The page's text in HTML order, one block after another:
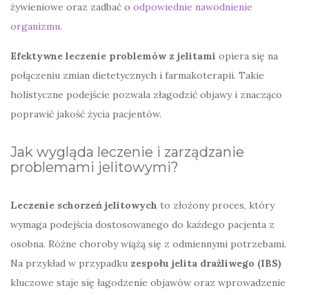
żywieniowe oraz zadbać o odpowiednie nawodnienie
organizmu.
Efektywne leczenie problemów z jelitami opiera się na
połączeniu zmian dietetycznych i farmakoterapii. Takie
holistyczne podejście pozwala złagodzić objawy i znacząco
poprawić jakość życia pacjentów.
Jak wygląda leczenie i zarządzanie
problemami jelitowymi?
Leczenie schorzeń jelitowych to złożony proces, który
wymaga podejścia dostosowanego do każdego pacjenta z
osobna. Różne choroby wiążą się z odmiennymi potrzebami.
Na przykład w przypadku zespołu jelita drażliwego (IBS)
kluczowe staje się łagodzenie objawów oraz wprowadzenie